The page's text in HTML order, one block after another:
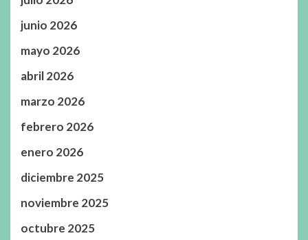
junio 2026
mayo 2026
abril 2026
marzo 2026
febrero 2026
enero 2026
diciembre 2025
noviembre 2025
octubre 2025